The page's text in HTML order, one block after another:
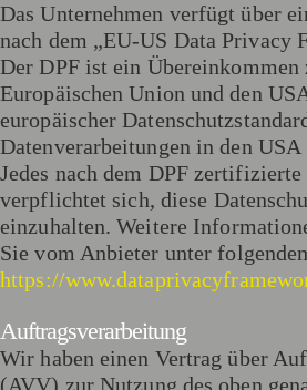
Das Unternehmen verfügt über
nach dem „EU-US Data Privacy
Der DPF ist ein Übereinkommen
Europäischen Union und den
europäischer
Datenverarbeitungen in den
Jedes nach dem DPF zertifizierte
verpflichtet sich, diese
einzuhalten. Weitere
Sie vom Anbieter unter
https://
Auftragsverarbeitung
Wir haben einen Vertrag über
(AVV) zur Nutzung des oben